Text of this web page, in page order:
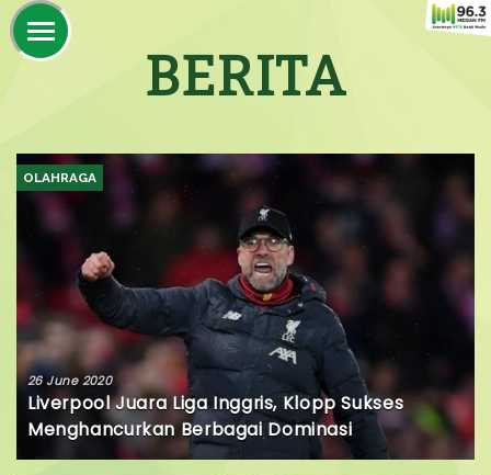
BERITA
OLAHRAGA
26 June 2020
Liverpool Juara Liga Inggris, Klopp Sukses
Menghancurkan Berbagai Dominasi